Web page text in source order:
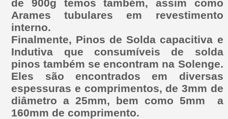
de 900g temos também, assim como
Arames tubulares em revestimento
interno.
Finalmente, Pinos de Solda capacitiva e
Indutiva que consumíveis de solda
pinos também se encontram na Solenge.
Eles são encontrados em diversas
espessuras e comprimentos, de 3mm de
diâmetro a 25mm, bem como 5mm a
160mm de comprimento.